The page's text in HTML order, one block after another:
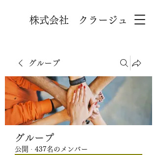
株式会社 クラージュ
グループ
グループ
公開 · 437名のメンバー